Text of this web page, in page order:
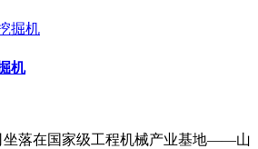
机
坐落在国家级工程机械产业基地——山